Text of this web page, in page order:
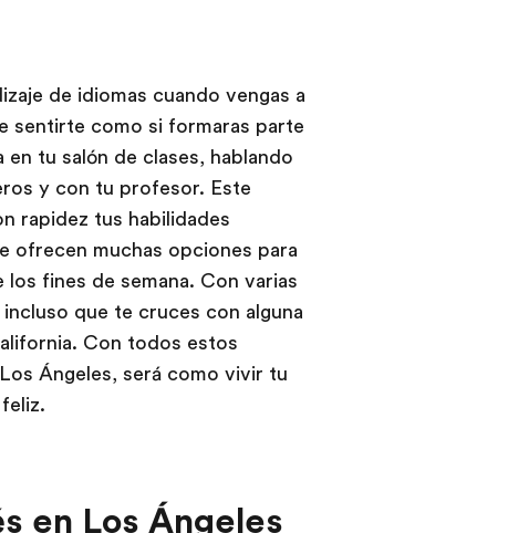
de idiomas cuando vengas a
sentirte como si formaras parte
tu salón de clases, hablando
y con tu profesor. Este
rapidez tus habilidades
ofrecen muchas opciones para
fines de semana. Con varias
que te cruces con alguna
Con todos estos
Ángeles, será como vivir tu
en Los Ángeles